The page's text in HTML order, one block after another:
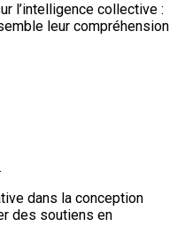
l’intelligence collective :
leur compréhension
dans la conception
des soutiens en